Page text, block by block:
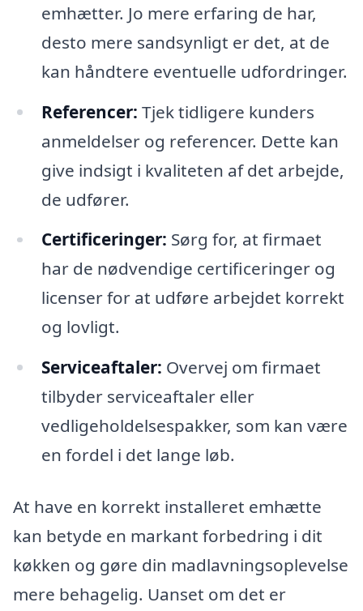
emhætter. Jo mere erfaring de har,
desto mere sandsynligt er det, at de
kan håndtere eventuelle udfordringer.
Referencer: Tjek tidligere kunders
anmeldelser og referencer. Dette kan
give indsigt i kvaliteten af det arbejde,
de udfører.
Certificeringer: Sørg for, at firmaet
har de nødvendige certificeringer og
licenser for at udføre arbejdet korrekt
og lovligt.
Serviceaftaler: Overvej om firmaet
tilbyder serviceaftaler eller
vedligeholdelsespakker, som kan være
en fordel i det lange løb.
At have en korrekt installeret emhætte
kan betyde en markant forbedring i dit
køkken og gøre din madlavningsoplevelse
mere behagelig. Uanset om det er